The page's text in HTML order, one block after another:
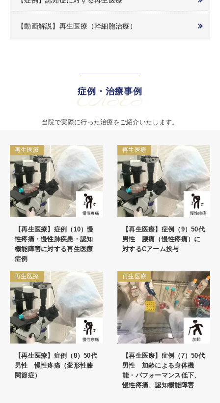
【動画解説】再生医療（幹細胞治療）
症例・治療事例
CASES
当院で実際に行った治療をご紹介いたします。
再生医療
【再生医療】症例（10）慢
性疼痛・慢性肺疾患・認知
機能障害に対する再生医療
症例
再生医療
【再生医療】症例（9）50代
男性 腰痛（慢性疼痛）に
対するCアーム投与
再生医療
【再生医療】症例（8）50代
男性 慢性疼痛（変形性膝
関節症）
再生医療
【再生医療】症例（7）50代
男性 加齢による身体機
能・パフォーマンス低下、
慢性疼痛、認知機能障害